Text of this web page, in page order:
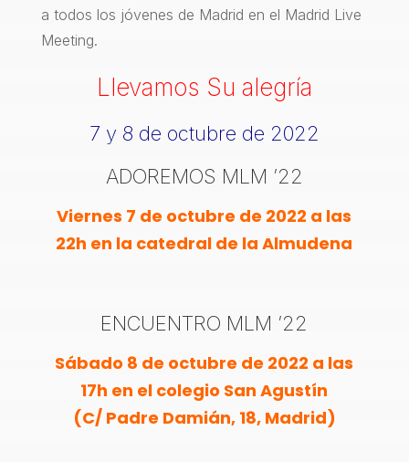
a todos los jóvenes de Madrid en el Madrid Live
Meeting.
Llevamos Su alegría
7 y 8 de octubre de 2022
ADOREMOS MLM ’22
Viernes 7 de octubre de 2022 a las
22h en la catedral de la Almudena
ENCUENTRO MLM ’22
Sábado 8 de octubre de 2022 a las
17h en el colegio San Agustín
(C/ Padre Damián, 18, Madrid)